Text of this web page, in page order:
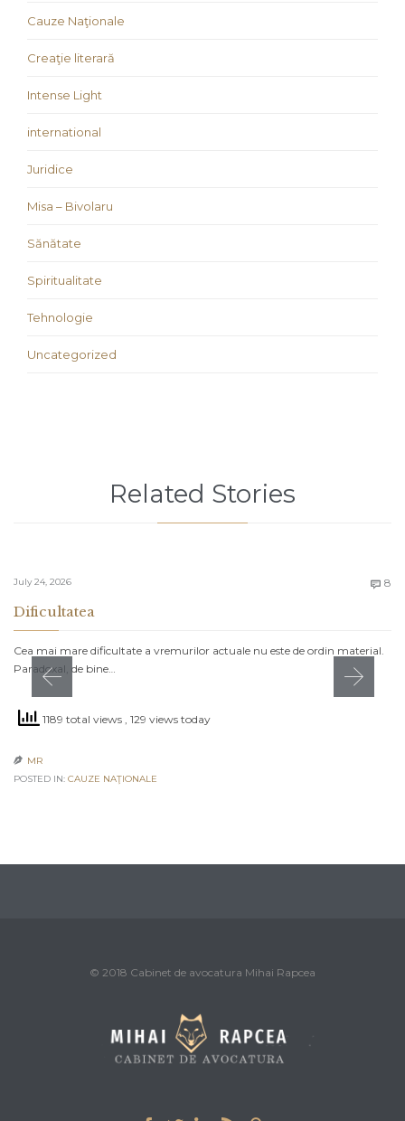
Cauze Naţionale
Creaţie literară
Intense Light
international
Juridice
Misa – Bivolaru
Sănătate
Spiritualitate
Tehnologie
Uncategorized
Related Stories
July 24, 2026  8
Dificultatea
Cea mai mare dificultate a vremurilor actuale nu este de ordin material.
Paradoxal, de bine…
1189 total views , 129 views today
 MR
POSTED IN: CAUZE NAŢIONALE
© 2018 Cabinet de avocatura Mihai Rapcea